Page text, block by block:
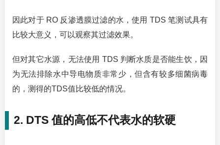
因此对于 RO 反渗透膜过滤的水，使用 TDS 笔测试具有
比较大意义，可以观察其过滤效果。
但对其它水源，无法使用 TDS 判断水质是否能生饮，因
为无法排除水中导电物质非常少，但含有较多细菌病毒
的，测得的TDS值比较低的情况。
2. DTS 值的高低不代表水的软硬